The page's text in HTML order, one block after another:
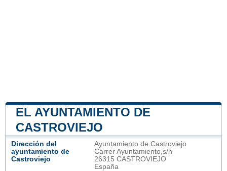
EL AYUNTAMIENTO DE
CASTROVIEJO
Dirección del
ayuntamiento de
Castroviejo
Ayuntamiento de Castroviejo
Carrer Ayuntamiento,s/n
26315 CASTROVIEJO
España